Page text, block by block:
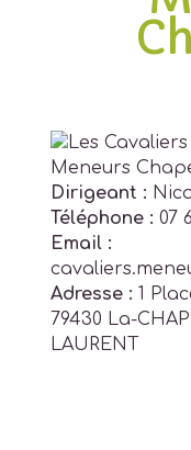
Dirigeant :
Téléphone :07
Email :
Adresse :1
79430 La-
LAURENT